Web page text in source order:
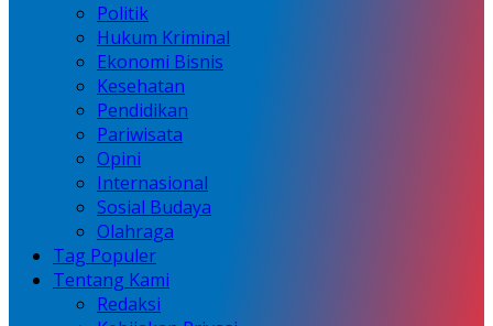
Politik
Hukum Kriminal
Ekonomi Bisnis
Kesehatan
Pendidikan
Pariwisata
Opini
Internasional
Sosial Budaya
Olahraga
Tag Populer
Tentang Kami
Redaksi